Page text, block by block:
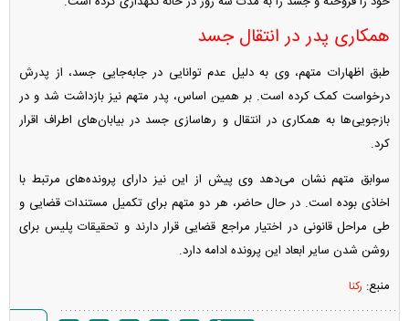
همکاری پدر در انتقال جسد
طبق اظهارات متهم، وی به دلیل عدم توانایی در جابه‌جایی جسد، از پدرش
درخواست کمک کرده است. بر همین اساس، پدر متهم نیز بازداشت شد و در
بازجویی‌ها به همکاری در انتقال و رهاسازی جسد در بیابان‌های اطراف اقرار
کرد.
سوابق متهم نشان می‌دهد وی پیش از این نیز دارای پرونده‌های مرتبط با
اخاذی بوده است. در حال حاضر، هر دو متهم برای تکمیل مستندات قضایی و
طی مراحل قانونی در اختیار مراجع قضایی قرار دارند و تحقیقات پلیس برای
روشن شدن سایر ابعاد این پرونده ادامه دارد.
منبع: رکنا